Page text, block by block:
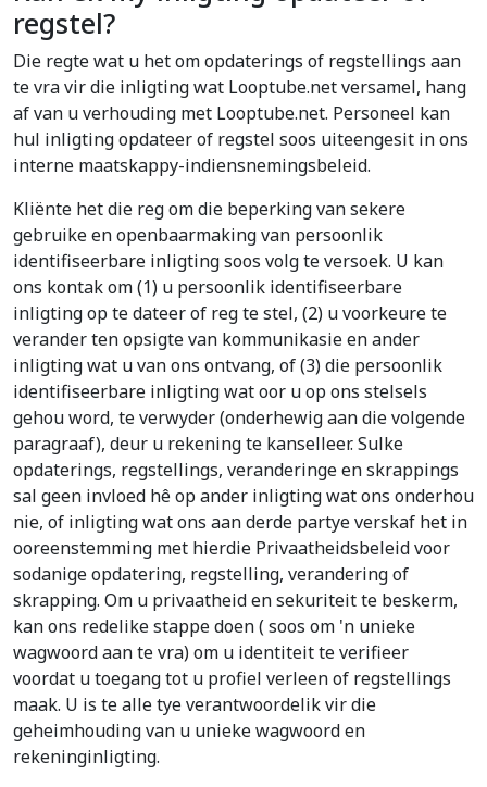
regstel?
Die regte wat u het om opdaterings of regstellings aan
te vra vir die inligting wat Looptube.net versamel, hang
af van u verhouding met Looptube.net. Personeel kan
hul inligting opdateer of regstel soos uiteengesit in ons
interne maatskappy-indiensnemingsbeleid.
Kliënte het die reg om die beperking van sekere
gebruike en openbaarmaking van persoonlik
identifiseerbare inligting soos volg te versoek. U kan
ons kontak om (1) u persoonlik identifiseerbare
inligting op te dateer of reg te stel, (2) u voorkeure te
verander ten opsigte van kommunikasie en ander
inligting wat u van ons ontvang, of (3) die persoonlik
identifiseerbare inligting wat oor u op ons stelsels
gehou word, te verwyder (onderhewig aan die volgende
paragraaf), deur u rekening te kanselleer. Sulke
opdaterings, regstellings, veranderinge en skrappings
sal geen invloed hê op ander inligting wat ons onderhou
nie, of inligting wat ons aan derde partye verskaf het in
ooreenstemming met hierdie Privaatheidsbeleid voor
sodanige opdatering, regstelling, verandering of
skrapping. Om u privaatheid en sekuriteit te beskerm,
kan ons redelike stappe doen ( soos om 'n unieke
wagwoord aan te vra) om u identiteit te verifieer
voordat u toegang tot u profiel verleen of regstellings
maak. U is te alle tye verantwoordelik vir die
geheimhouding van u unieke wagwoord en
rekeninginligting.